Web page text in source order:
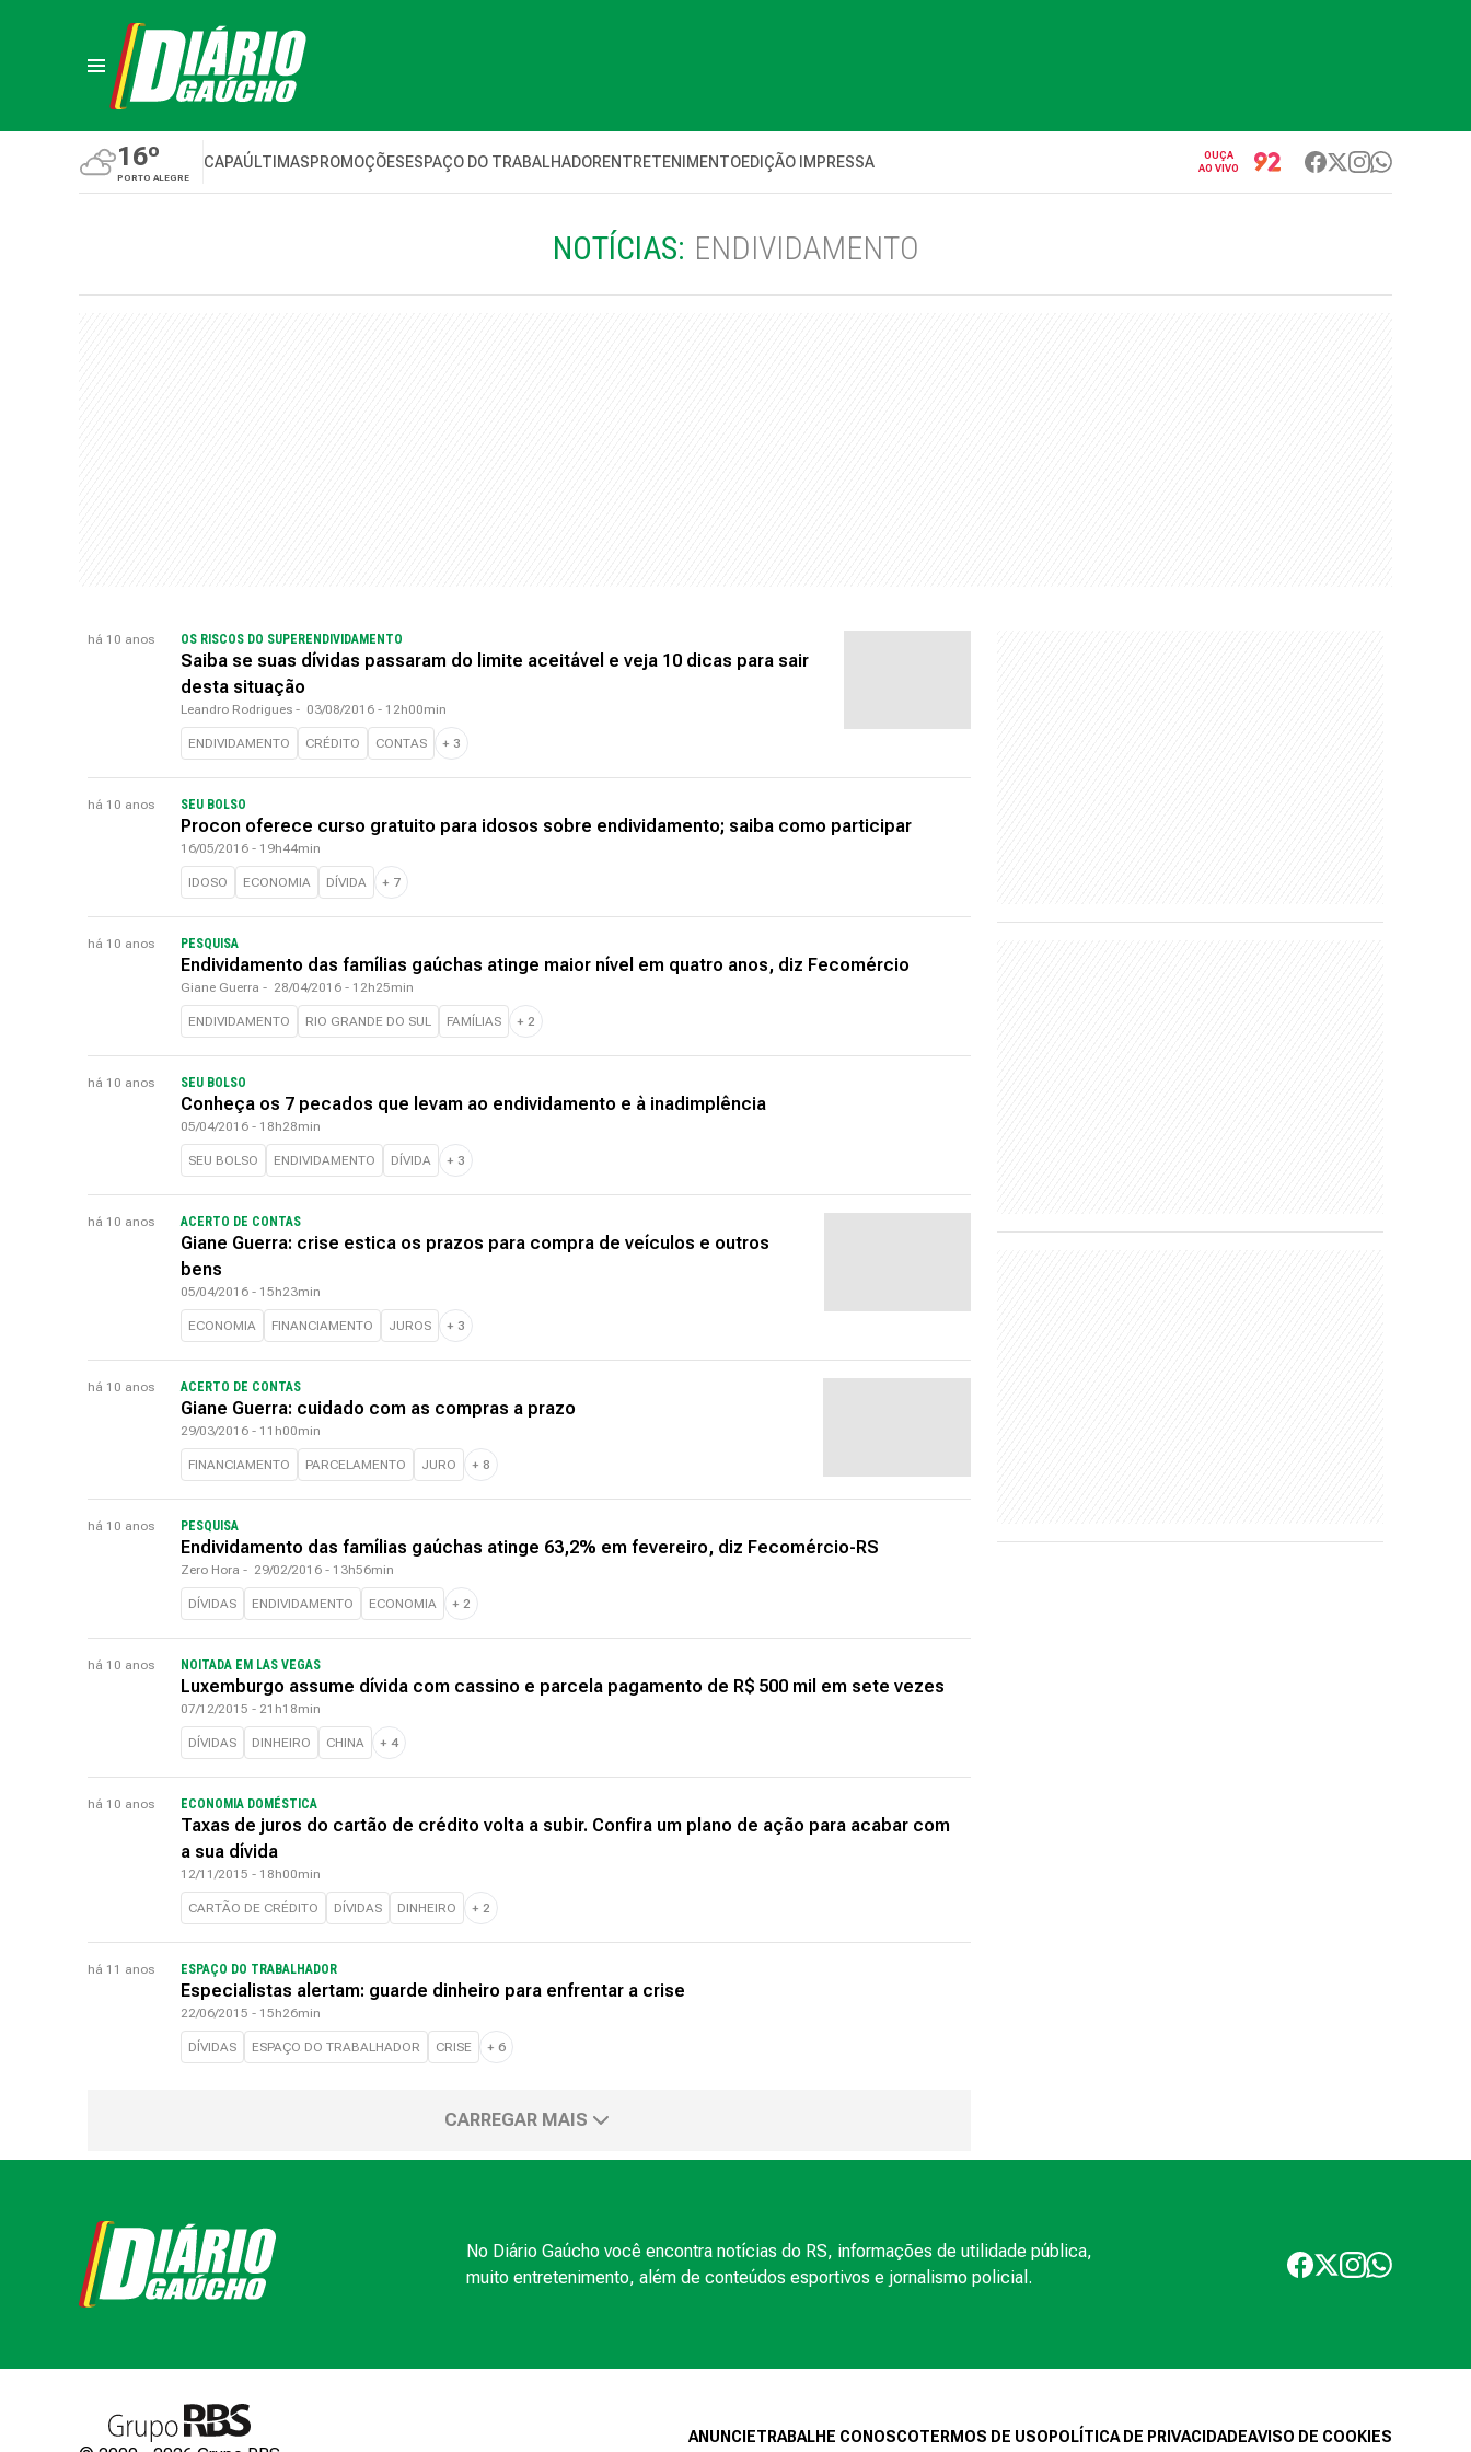
16º
PORTO ALEGRE
CAPAÚLTIMASPROMOÇÕESESPAÇO DO TRABALHADORENTRETENIMENTOEDIÇÃO IMPRESSA
OUÇA
AO VIVO
NOTÍCIAS: ENDIVIDAMENTO
há 10 anos OS RISCOS DO SUPERENDIVIDAMENTO
Saiba se suas dívidas passaram do limite aceitável e veja 10 dicas para sair
desta situação
Leandro Rodrigues - 03/08/2016 - 12h00min
ENDIVIDAMENTO CRÉDITO CONTAS + 3
há 10 anos SEU BOLSO
Procon oferece curso gratuito para idosos sobre endividamento; saiba como participar
16/05/2016 - 19h44min
IDOSO ECONOMIA DÍVIDA + 7
há 10 anos PESQUISA
Endividamento das famílias gaúchas atinge maior nível em quatro anos, diz Fecomércio
Giane Guerra - 28/04/2016 - 12h25min
ENDIVIDAMENTO RIO GRANDE DO SUL FAMÍLIAS + 2
há 10 anos SEU BOLSO
Conheça os 7 pecados que levam ao endividamento e à inadimplência
05/04/2016 - 18h28min
SEU BOLSO ENDIVIDAMENTO DÍVIDA + 3
há 10 anos ACERTO DE CONTAS
Giane Guerra: crise estica os prazos para compra de veículos e outros
bens
05/04/2016 - 15h23min
ECONOMIA FINANCIAMENTO JUROS + 3
há 10 anos ACERTO DE CONTAS
Giane Guerra: cuidado com as compras a prazo
29/03/2016 - 11h00min
FINANCIAMENTO PARCELAMENTO JURO + 8
há 10 anos PESQUISA
Endividamento das famílias gaúchas atinge 63,2% em fevereiro, diz Fecomércio-RS
Zero Hora - 29/02/2016 - 13h56min
DÍVIDAS ENDIVIDAMENTO ECONOMIA + 2
há 10 anos NOITADA EM LAS VEGAS
Luxemburgo assume dívida com cassino e parcela pagamento de R$ 500 mil em sete vezes
07/12/2015 - 21h18min
DÍVIDAS DINHEIRO CHINA + 4
há 10 anos ECONOMIA DOMÉSTICA
Taxas de juros do cartão de crédito volta a subir. Confira um plano de ação para acabar com
a sua dívida
12/11/2015 - 18h00min
CARTÃO DE CRÉDITO DÍVIDAS DINHEIRO + 2
há 11 anos ESPAÇO DO TRABALHADOR
Especialistas alertam: guarde dinheiro para enfrentar a crise
22/06/2015 - 15h26min
DÍVIDAS ESPAÇO DO TRABALHADOR CRISE + 6
CARREGAR MAIS
No Diário Gaúcho você encontra notícias do RS, informações de utilidade pública,
muito entretenimento, além de conteúdos esportivos e jornalismo policial.
ANUNCIETRABALHE CONOSCOTERMOS DE USO POLÍTICA DE PRIVACIDADEAVISO DE COOKIES